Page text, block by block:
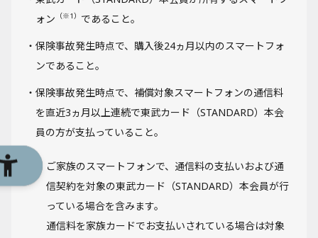
ォン （※1） であること。
保険事故発生時点で、購入後24ヵ月以内のスマートフォ
ンであること。
保険事故発生時点で、補償対象スマートフォンの通信料
を直近3ヵ月以上連続で東武カード（STANDARD）本会
員の方が支払っていること。
ご家族のスマートフォンで、通信料の支払いおよび通
信契約を対象の東武カード（STANDARD）本会員が行
っている場合を含みます。
通信料を家族カードでお支払いされている場合は対象